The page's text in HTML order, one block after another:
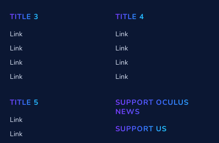
TITLE 3
Link
Link
Link
Link
TITLE 4
Link
Link
Link
Link
TITLE 5
Link
Link
SUPPORT OCULUS
NEWS
SUPPORT US